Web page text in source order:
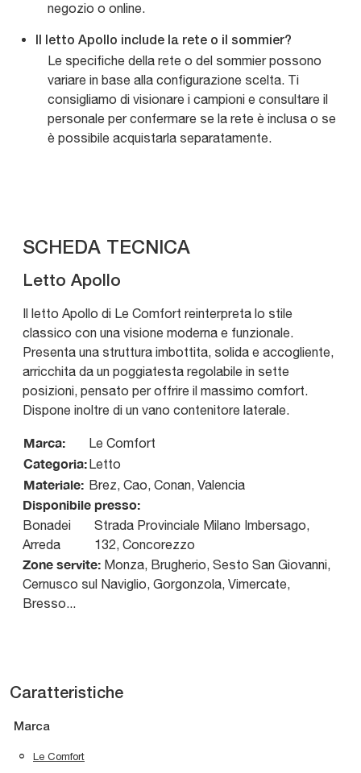
negozio o online.
Il letto Apollo include la rete o il sommier?
Le specifiche della rete o del sommier possono
variare in base alla configurazione scelta. Ti
consigliamo di visionare i campioni e consultare il
personale per confermare se la rete è inclusa o se
è possibile acquistarla separatamente.
SCHEDA TECNICA
Letto Apollo
Il letto Apollo di Le Comfort reinterpreta lo stile
classico con una visione moderna e funzionale.
Presenta una struttura imbottita, solida e accogliente,
arricchita da un poggiatesta regolabile in sette
posizioni, pensato per offrire il massimo comfort.
Dispone inoltre di un vano contenitore laterale.
Marca: Le Comfort
Categoria:Letto
Materiale: Brez, Cao, Conan, Valencia
Disponibile presso:
Bonadei
Arreda
Strada Provinciale Milano Imbersago,
132, Concorezzo
Zone servite: Monza, Brugherio, Sesto San Giovanni,
Cernusco sul Naviglio, Gorgonzola, Vimercate,
Bresso...
Caratteristiche
Marca
Le Comfort